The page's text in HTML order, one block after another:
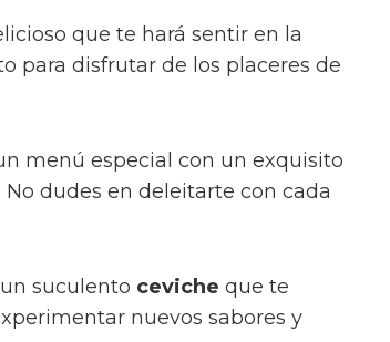
que te hará sentir en la
para disfrutar de los placeres de
menú especial con un exquisito
dudes en deleitarte con cada
suculento ceviche que te
nuevos sabores y